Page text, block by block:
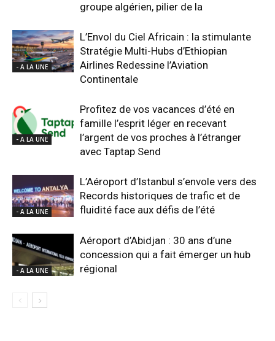
groupe algérien, pilier de la
- A LA UNE
L’Envol du Ciel Africain : la stimulante
Stratégie Multi-Hubs d’Ethiopian
Airlines Redessine l’Aviation
Continentale
- A LA UNE
Profitez de vos vacances d’été en
famille l’esprit léger en recevant
l’argent de vos proches à l’étranger
avec Taptap Send
- A LA UNE
L’Aéroport d’Istanbul s’envole vers des
Records historiques de trafic et de
fluidité face aux défis de l’été
- A LA UNE
Aéroport d’Abidjan : 30 ans d’une
concession qui a fait émerger un hub
régional